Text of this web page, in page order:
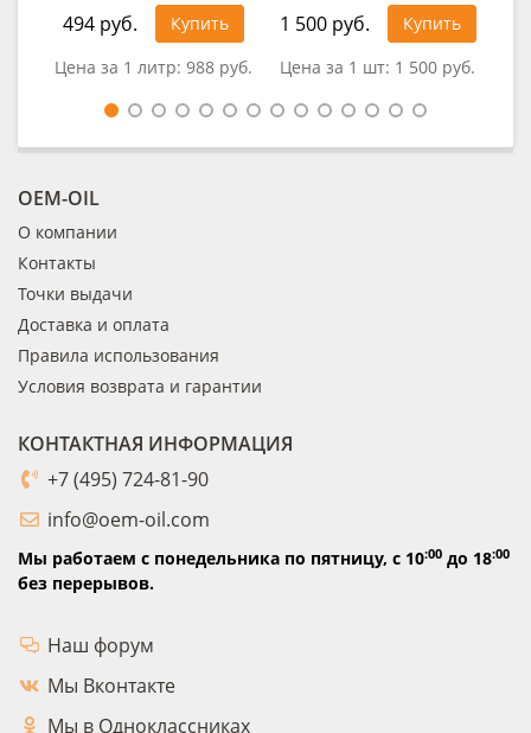
494 руб.
Купить
Цена за 1 литр: 988 руб.
1 500 руб.
Купить
Цена за 1 шт: 1 500 руб.
OEM-OIL
О компании
Контакты
Точки выдачи
Доставка и оплата
Правила использования
Условия возврата и гарантии
КОНТАКТНАЯ ИНФОРМАЦИЯ
+7 (495) 724-81-90
info@oem-oil.com
Мы работаем с понедельника по пятницу, с 10:00 до 18:00
без перерывов.
Наш форум
Мы Вконтакте
Мы в Одноклассниках